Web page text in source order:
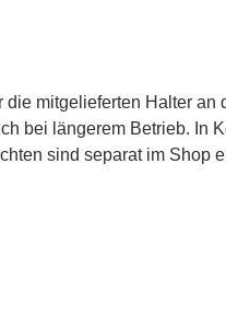
mitgelieferten Halter
bei längerem Betrieb.
sind separat im Shop